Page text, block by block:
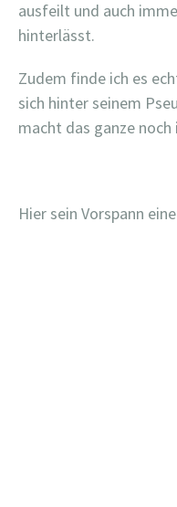
ausfeilt und auch
hinterlässt.
Zudem finde ich es
sich hinter seinem
macht das ganze
Hier sein Vorspann